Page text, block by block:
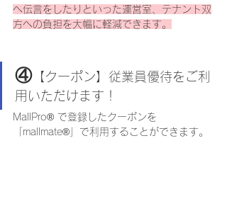
へ伝言をしたりといった運営室、テナント双
方への負担を大幅に軽減できます。
④【クーポン】従業員優待をご利
用いただけます！
MallPro® で登録したクーポンを
「mallmate®」で利用することができます。